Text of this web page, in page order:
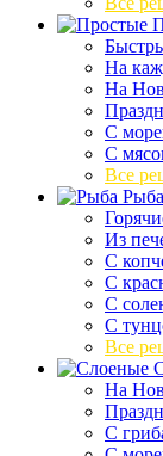
На
На
С
С
Все
Рыба
Из
С
С
С
С
Все
На
С